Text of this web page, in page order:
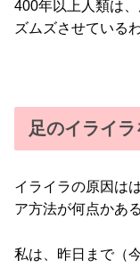
400年以上人類は
ズムズさせている
足のイライ
イライラの原因は
ア方法が何点かあ
私は、昨日まで（